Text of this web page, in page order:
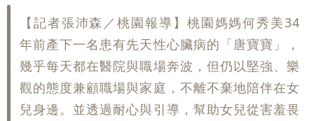
【記者張沛森／桃園報導】桃園媽媽何秀美34
年前產下一名患有先天性心臟病的「唐寶寶」，
幾乎每天都在醫院與職場奔波，但仍以堅強、樂
觀的態度兼顧職場與家庭，不離不棄地陪伴在女
兒身邊。並透過耐心與引導，幫助女兒從害羞畏